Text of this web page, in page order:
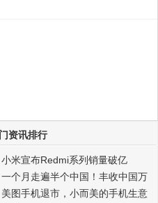
资讯排行
小米宣布Redmi系列销量破亿
一个月走遍半个中国！丰收中国万
美图手机退市，小而美的手机生意